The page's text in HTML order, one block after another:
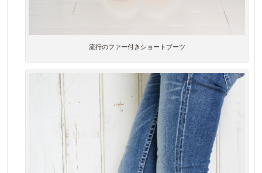
流行のファー付きショートブーツ